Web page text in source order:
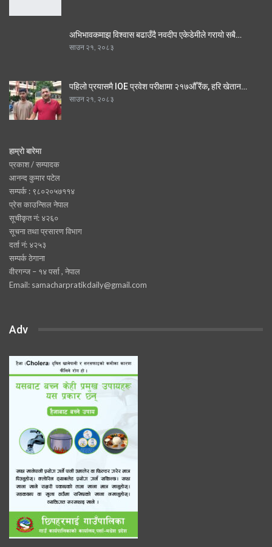
अभिभावकमाझ विश्वास बढाउँदै नवदीप एकेडेमीले गरायो सबै…
साउन २१, २०८३
पहिलो प्रयासमै IOE प्रवेश परीक्षामा २१७औँ रैंक, हरि खेतान…
साउन २१, २०८३
हाम्रो बारेमा
प्रकाश / सम्पादक
आनन्द कुमार पटेल
सम्पर्क : ९८०२०५७११४
प्रेस काउन्सिल नेपाल
सूचीकृत नं: ४२६०
सूचना तथा प्रसारण विभाग
दर्ता नं: ४२५३
सम्पर्क ठेगाना
वीरगन्ज – १४ पर्सा , नेपाल
Email: samacharpratikdaily@gmail.com
Adv